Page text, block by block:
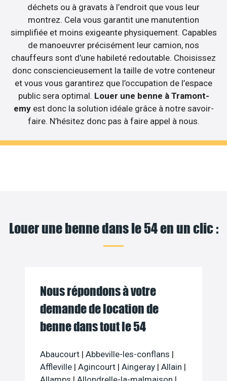
déchets ou à gravats à l’endroit que vous leur
montrez. Cela vous garantit une manutention
simplifiée et moins exigeante physiquement. Capables
de manoeuvrer précisément leur camion, nos
chauffeurs sont d’une habileté redoutable. Choisissez
donc consciencieusement la taille de votre conteneur
et vous vous garantirez que l’occupation de l’espace
public sera optimal. Louer une benne à Tramont-
emy est donc la solution idéale grâce à notre savoir-
faire. N’hésitez donc pas à faire appel à nous.
Louer une benne dans le 54 en un clic :
Nous répondons à votre
demande de location de
benne dans tout le 54
Abaucourt | Abbeville-les-conflans |
Affleville | Agincourt | Aingeray | Allain |